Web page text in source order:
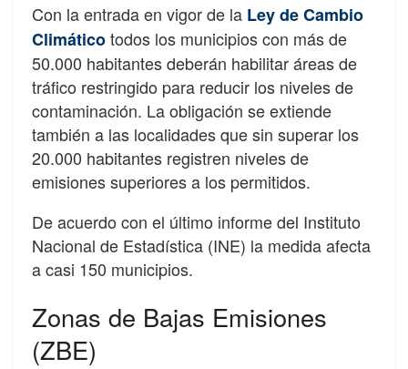
Con la entrada en vigor de la Ley de Cambio
Climáticotodos los municipios con más de
50.000 habitantes deberán habilitar áreas de
tráfico restringido para reducir los niveles de
contaminación. La obligación se extiende
también a las localidades que sin superar los
20.000 habitantes registren niveles de
emisiones superiores a los permitidos.
De acuerdo con el último informe del Instituto
Nacional de Estadística (INE) la medida afecta
a casi 150 municipios.
Zonas de Bajas Emisiones
(ZBE)